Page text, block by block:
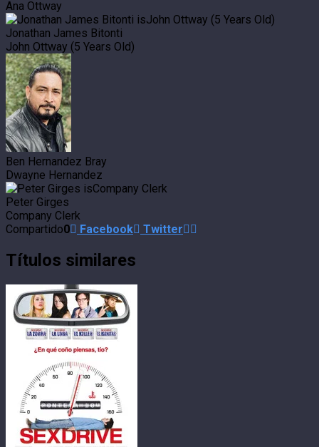
Ana Ottway
Jonathan James Bitonti
John Ottway (5 Years Old)
Ben Hernandez Bray
Dwayne Hernandez
Peter Girges
Company Clerk
Compartido0 Facebook Twitter
Títulos similares